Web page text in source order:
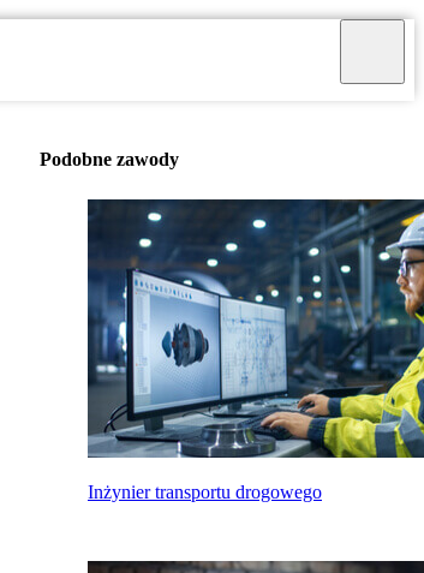
Podobne zawody
Inżynier transportu drogowego